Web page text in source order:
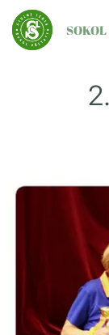
SOKOL